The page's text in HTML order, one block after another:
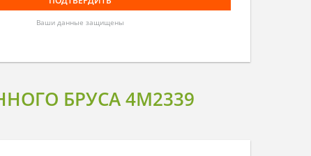
Ваши данные защищены
БРУСА 4M2339